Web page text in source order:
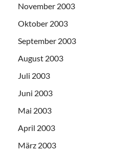
November 2003
Oktober 2003
September 2003
August 2003
Juli 2003
Juni 2003
Mai 2003
April 2003
März 2003